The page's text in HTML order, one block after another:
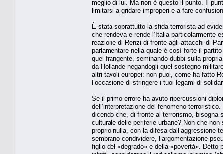
meglio di lui. Ma non è questo il punto. Il
limitarsi a gridare improperi e a fare
È stata soprattutto la sfida terrorista ad
che rendeva e rende l’Italia particolarmente
reazione di Renzi di fronte agli attacchi di
parlamentare nella quale è così forte il
quel frangente, seminando dubbi sulla
da Hollande negandogli quel sostegno
altri tavoli europei: non puoi, come ha fatto
l’occasione di stringere i tuoi legami di
Se il primo errore ha avuto ripercussioni
dell’interpretazione del fenomeno
dicendo che, di fronte al terrorismo, bisogna
culturale delle periferie urbane? Non che
proprio nulla, con la difesa dall’aggressione
sembrano condividere, l’argomentazione
figlio del «degrado» e della «povertà».